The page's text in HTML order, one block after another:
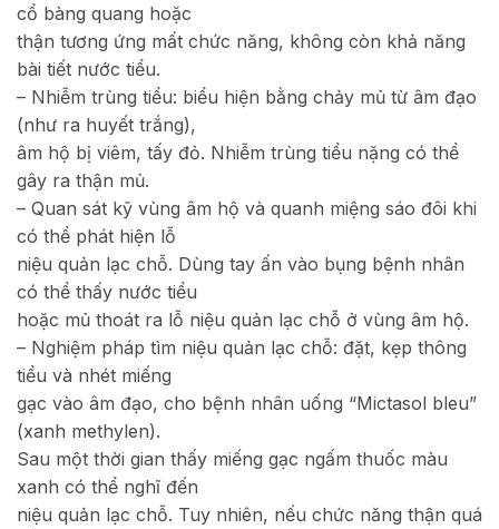
cổ bàng quang hoặc
thận tương ứng mất chức năng, không còn khả năng
bài tiết nước tiểu.
– Nhiễm trùng tiểu: biểu hiện bằng chảy mủ từ âm đạo
(như ra huyết trắng),
âm hộ bị viêm, tấy đỏ. Nhiễm trùng tiểu nặng có thể
gây ra thận mủ.
– Quan sát kỹ vùng âm hộ và quanh miệng sáo đôi khi
có thể phát hiện lỗ
niệu quản lạc chỗ. Dùng tay ấn vào bụng bệnh nhân
có thể thấy nước tiểu
hoặc mủ thoát ra lỗ niệu quản lạc chỗ ở vùng âm hộ.
– Nghiệm pháp tìm niệu quản lạc chỗ: đặt, kẹp thông
tiểu và nhét miếng
gạc vào âm đạo, cho bệnh nhân uống “Mictasol bleu”
(xanh methylen).
Sau một thời gian thấy miếng gạc ngấm thuốc màu
xanh có thể nghĩ đến
niệu quản lạc chỗ. Tuy nhiên, nếu chức năng thận quá